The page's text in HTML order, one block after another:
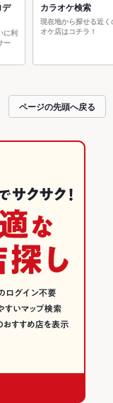
デ
に利
ー
カラオケ検索
現在地から探せる近く
オケ店はコチラ！
ページの先頭へ戻る